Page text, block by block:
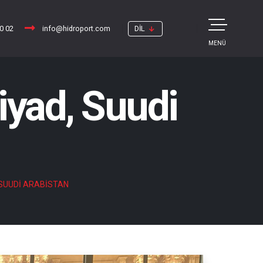
02 info@hidroport.com DİL
MENÜ
Suudi
ARABISTAN